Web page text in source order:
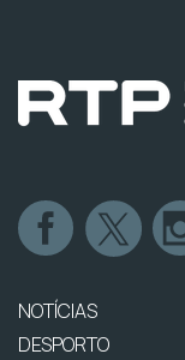
NOTÍCIAS
DESPORTO